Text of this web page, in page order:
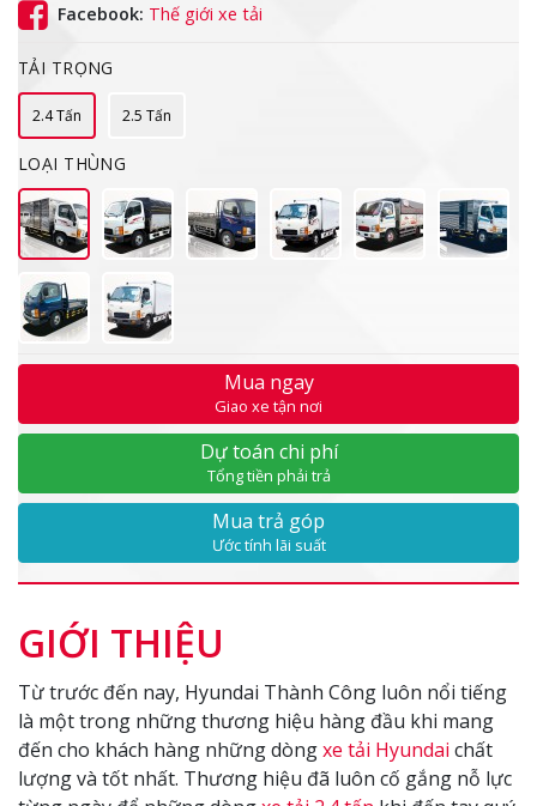
Facebook: Thế giới xe tải
TẢI TRỌNG
2.4 Tấn 2.5 Tấn
LOẠI THÙNG
Mua ngay
Giao xe tận nơi
Dự toán chi phí
Tổng tiền phải trả
Mua trả góp
Ước tính lãi suất
GIỚI THIỆU
Từ trước đến nay, Hyundai Thành Công luôn nổi tiếng
là một trong những thương hiệu hàng đầu khi mang
đến cho khách hàng những dòngxe tải Hyundai chất
lượng và tốt nhất. Thương hiệu đã luôn cố gắng nỗ lực